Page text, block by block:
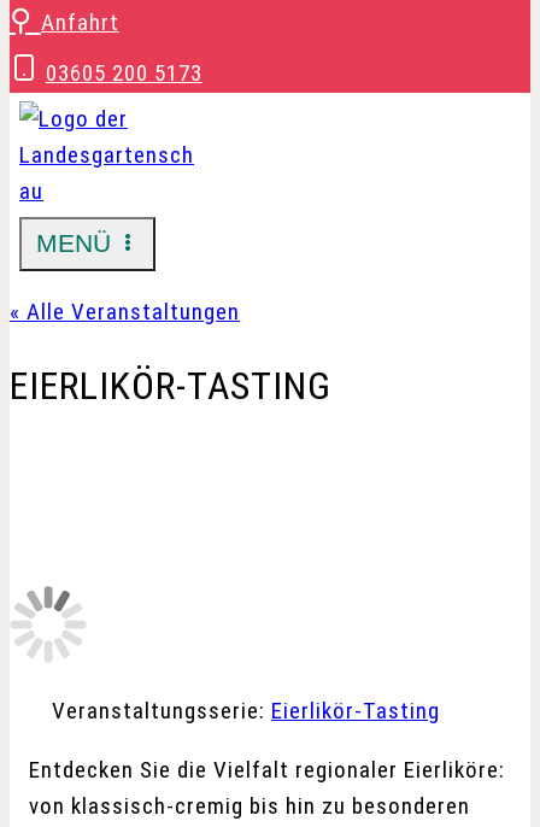
Zum
Inhalt
springen
⚲ Anfahrt
03605 200 5173
MENÜ
« Alle Veranstaltungen
EIERLIKÖR-TASTING
Veranstaltungsserie: Eierlikör-Tasting
Entdecken Sie die Vielfalt regionaler Eierliköre:
von klassisch-cremig bis hin zu besonderen